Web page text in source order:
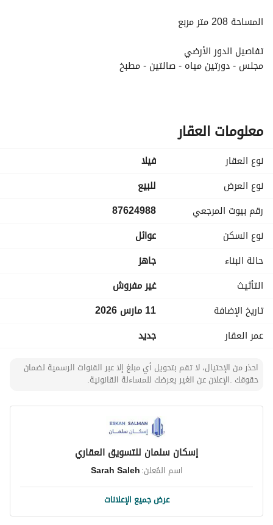
المساحة 208 متر مربع
تفاصيل الدور الأرضي
مجلس - دورتين مياه - صالتين - مطبخ
رقم العرض: 12567
معلومات العقار
نوع العقار
فیلا
نوع العرض
للبيع
رقم بيوت المرجعي
87624988
نوع السكن
عوائل
حالة البناء
جاهز
التأثيث
غير مفروش
تاريخ الإضافة
11 مارس 2026
عمر العقار
جديد
احذر من الإحتيال، لا تقم بتحويل أي مبلغ إلا عبر القنوات الرسمية لضمان
حقوقك .الإعلان عن الغير يعرضك للمساءلة القانونية.
إسكان سلمان للتسويق العقاري
اسم المُعلن:Sarah Saleh
عرض جميع الإعلانات